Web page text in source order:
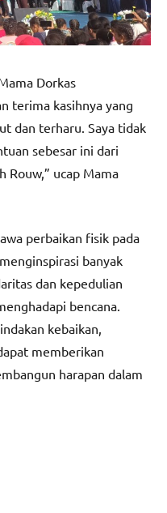
Dorkas
terima kasihnya yang
dan terharu. Saya tidak
sebesar ini dari
Rouw,” ucap Mama
perbaikan fisik pada
banyak
dan kepedulian
bencana.
kebaikan,
memberikan
harapan dalam